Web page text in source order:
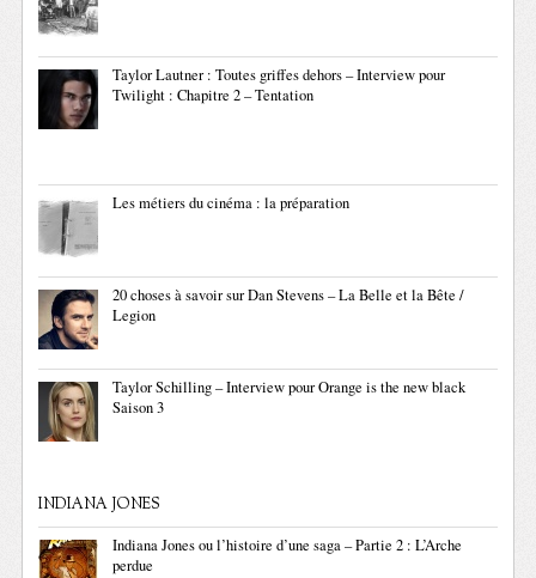
Taylor Lautner : Toutes griffes dehors – Interview pour
Twilight : Chapitre 2 – Tentation
Les métiers du cinéma : la préparation
20 choses à savoir sur Dan Stevens – La Belle et la Bête /
Legion
Taylor Schilling – Interview pour Orange is the new black
Saison 3
INDIANA JONES
Indiana Jones ou l’histoire d’une saga – Partie 2 : L’Arche
perdue